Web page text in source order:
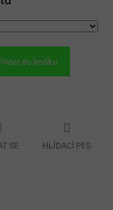
do košíku
SE HLÍDACÍ PES